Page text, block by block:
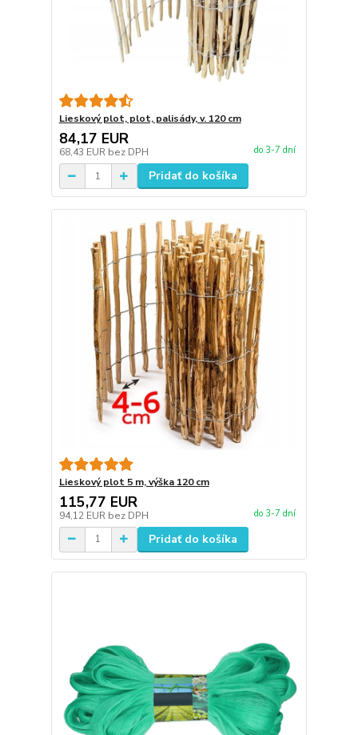
Lieskový plot, plot, palisády, v. 120 cm
84,17 EUR
68,43 EUR bez DPH do 3-7 dní
Pridať do košíka
Lieskový plot 5 m, výška 120 cm
115,77 EUR
94,12 EUR bez DPH do 3-7 dní
Pridať do košíka